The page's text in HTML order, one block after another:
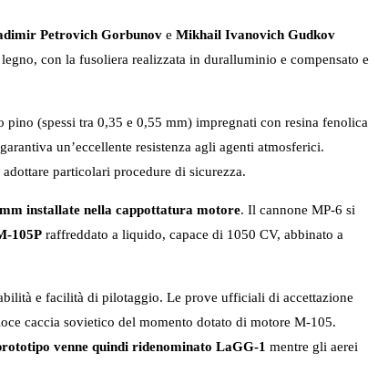
Petrovich Gorbunov e Mikhail Ivanovich Gudkov
con la fusoliera realizzata in duralluminio e compensato e
(spessi tra 0,35 e 0,55 mm) impregnati con resina fenolica
un’eccellente resistenza agli agenti atmosferici.
particolari procedure di sicurezza.
installate nella cappottatura motore. Il cannone MP-6 si
105P raffreddato a liquido, capace di 1050 CV, abbinato a
e facilità di pilotaggio. Le prove ufficiali di accettazione
caccia sovietico del momento dotato di motore M-105.
venne quindi ridenominato LaGG-1 mentre gli aerei